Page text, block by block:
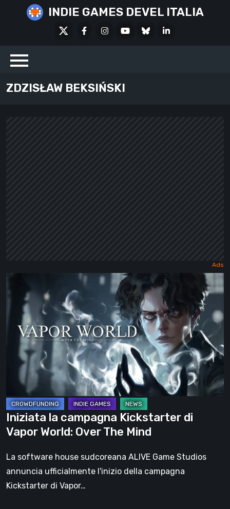
INDIE GAMES DEVEL ITALIA
FacebookInstagramYoutubeBlueskyLinkedIn
ZDZISŁAW BEKSIŃSKI
campagna
Kickstarter
Vapor
World:
Over
Mind
Iniziata la campagna Kickstarter di
Vapor World: Over The Mind
La software house sudcoreana ALIVE Game Studios
annuncia ufficialmente l'inizio della campagna
Kickstarter di Vapor…